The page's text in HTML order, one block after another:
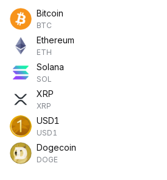
Bitcoin
BTC
Ethereum
ETH
Solana
SOL
XRP
XRP
USD1
USD1
Dogecoin
DOGE